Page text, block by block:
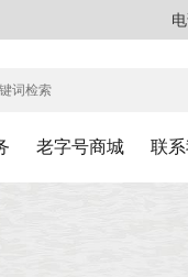
老字号商城 联